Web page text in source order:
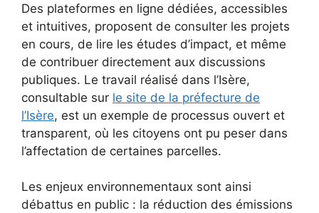
Des plateformes en ligne dédiées, accessibles
et intuitives, proposent de consulter les projets
en cours, de lire les études d’impact, et même
de contribuer directement aux discussions
publiques. Le travail réalisé dans l’Isère,
consultable sur le site de la préfecture de
l’Isère, est un exemple de processus ouvert et
transparent, où les citoyens ont pu peser dans
l’affectation de certaines parcelles.
Les enjeux environnementaux sont ainsi
débattus en public : la réduction des émissions